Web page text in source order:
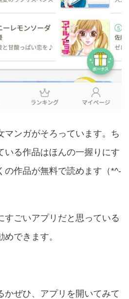
マンガがそろっています。ち
いる作品はほんの一握りにす
の作品が無料で読めます（*^-
すごいアプリだと思っている
できます。
かぜひ、アプリを開いてみて